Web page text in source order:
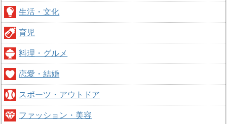
生活・文化
育児
料理・グルメ
恋愛・結婚
スポーツ・アウトドア
ファッション・美容